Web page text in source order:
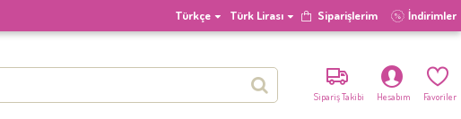
Türkçe Türk Lirası Siparişlerim İndirimler
Sipariş Takibi Hesabım Favoriler